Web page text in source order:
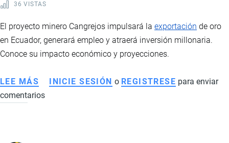
PASO
36 VISTAS
El proyecto minero Cangrejos impulsará la exportación de oro
en Ecuador, generará empleo y atraerá inversión millonaria.
Conoce su impacto económico y proyecciones.
LEE MÁS SOBRE
PROYECTO
INICIE SESIÓN o REGISTRESE para enviar
comentarios